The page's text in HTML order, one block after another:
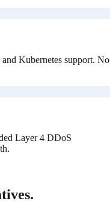
Kubernetes support. No
Layer 4 DDoS